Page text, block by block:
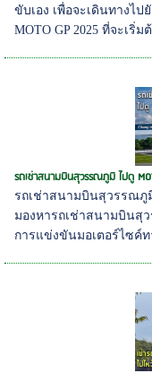
ขับเอง เพื่อจะเดินทางไ
MOTO GP 2025 ที่จะเ
รถเช่าสนามบินสุวรรณภูมิ ไปดู
รถเช่าสนามบินสุวรรณภูมิ
มองหารถเช่าสนามบินสุ
การแข่งขันมอเตอร์ไซค์